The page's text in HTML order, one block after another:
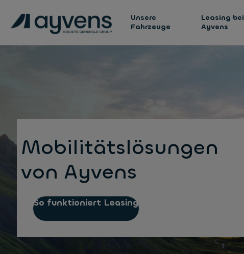
Unsere
Fahrzeuge
Leasing bei
Ayvens
Mobilitätslösungen
von Ayvens
So funktioniert Leasing